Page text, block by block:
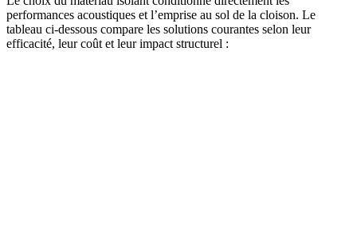
performances acoustiques et l’emprise au sol de la cloison. Le
tableau ci-dessous compare les solutions courantes selon leur
efficacité, leur coût et leur impact structurel :